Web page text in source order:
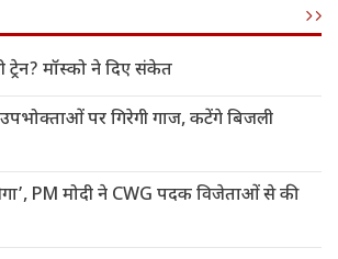
मॉस्को ने दिए संकेत
पर गिरेगी गाज, कटेंगे बिजली
PM मोदी ने CWG पदक विजेताओं से की